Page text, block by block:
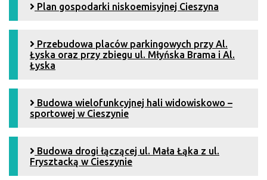
Plan gospodarki niskoemisyjnej Cieszyna
Przebudowa placów parkingowych przy Al.
Łyska oraz przy zbiegu ul. Młyńska Brama i Al.
Łyska
Budowa wielofunkcyjnej hali widowiskowo –
sportowej w Cieszynie
Budowa drogi łączącej ul. Mała Łąka z ul.
Frysztacką w Cieszynie